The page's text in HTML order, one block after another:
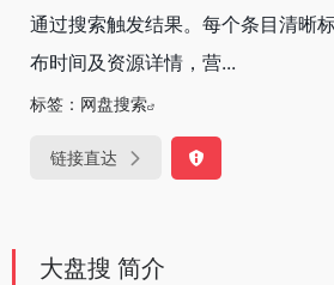
通过搜索触发结果。每个条目清晰
布时间及资源详情，营...
标签： 网盘搜索
链接直达
大盘搜 简介